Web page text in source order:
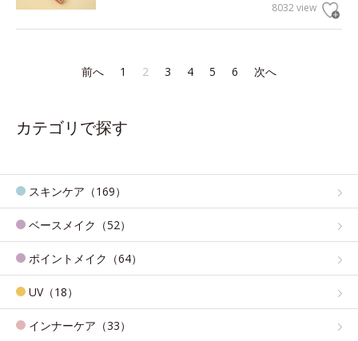
8032 view
前へ 1 2 3 4 5 6 次へ
カテゴリで探す
スキンケア（169）
ベースメイク（52）
ポイントメイク（64）
UV（18）
インナーケア（33）